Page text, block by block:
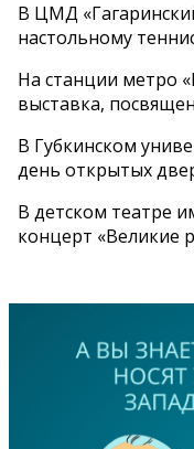
В ЦМД
настольному
На станции метро
выставка,
В Губкинском
день открытых
В детском театре
концерт «Великие